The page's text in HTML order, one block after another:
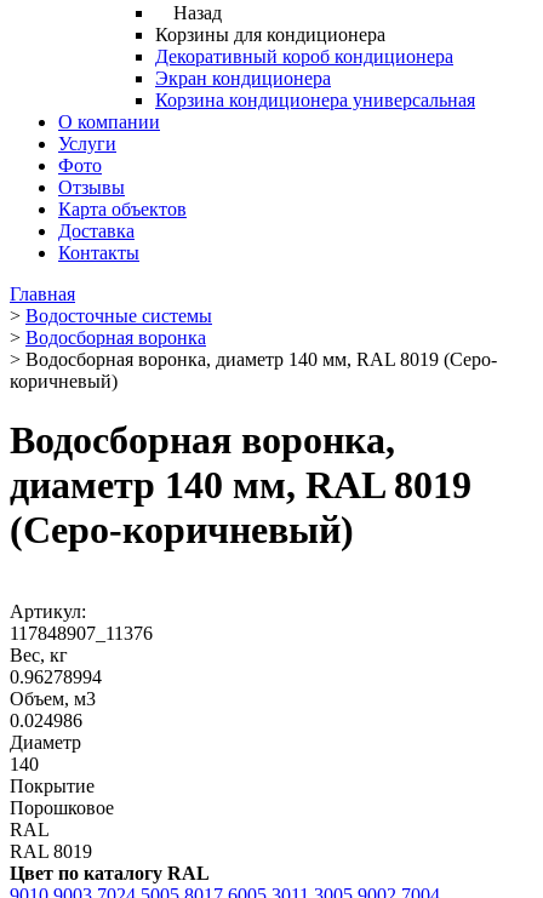
Назад
Корзины для кондиционера
Декоративный короб кондиционера
Экран кондиционера
Корзина кондиционера универсальная
О компании
Услуги
Фото
Отзывы
Карта объектов
Доставка
Контакты
Главная
> Водосточные системы
> Водосборная воронка
> Водосборная воронка, диаметр 140 мм, RAL 8019 (Серо-
коричневый)
Водосборная воронка,
диаметр 140 мм, RAL 8019
(Серо-коричневый)
Артикул:
117848907_11376
Вес, кг
0.96278994
Объем, м3
0.024986
Диаметр
140
Покрытие
Порошковое
RAL
RAL 8019
Цвет по каталогу RAL